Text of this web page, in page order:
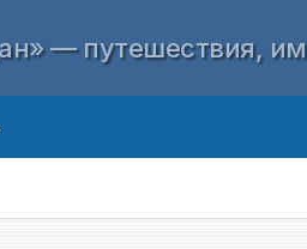
— путешествия,